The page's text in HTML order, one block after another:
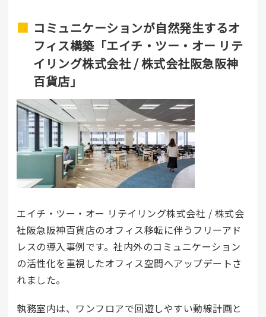
コミュニケーションが自然発生するオ
フィス構築「エイチ・ツー・オー リテ
イリング株式会社 / 株式会社阪急阪神
百貨店」
エイチ・ツー・オー リテイリング株式会社 / 株式会
社阪急阪神百貨店のオフィス移転に伴うフリーアド
レスの導入事例です。社内外のコミュニケーション
の活性化を重視したオフィス空間へアップデートさ
れました。
執務室内は、ワンフロアで回遊しやすい動線計画と